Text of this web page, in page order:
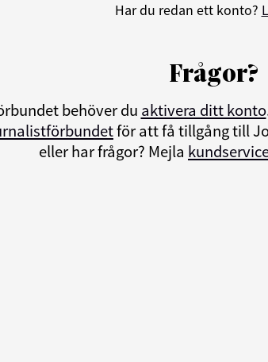
Har du redan ett konto?
Frågor?
behöver du aktivera ditt konto
för att få tillgång till
eller har frågor? Mejla